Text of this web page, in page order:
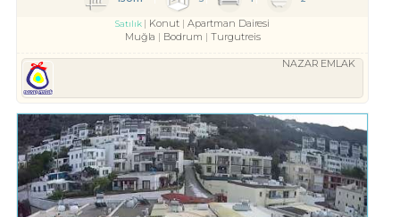
Satılık Konut
Apartman Dairesi
Muğla
Bodrum Turgutreis
NAZAR EMLAK